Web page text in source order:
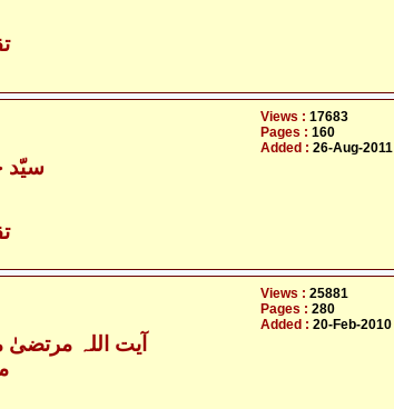
-
-
-
Views : 17683
Pages : 160
Added : 26-Aug-2011
- آیت اللہ
Views : 25881
Pages : 280
Added : 20-Feb-2010